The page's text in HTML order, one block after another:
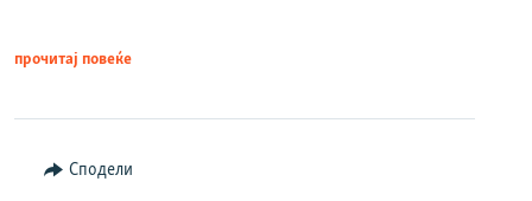
прочитај повеќе
Сподели